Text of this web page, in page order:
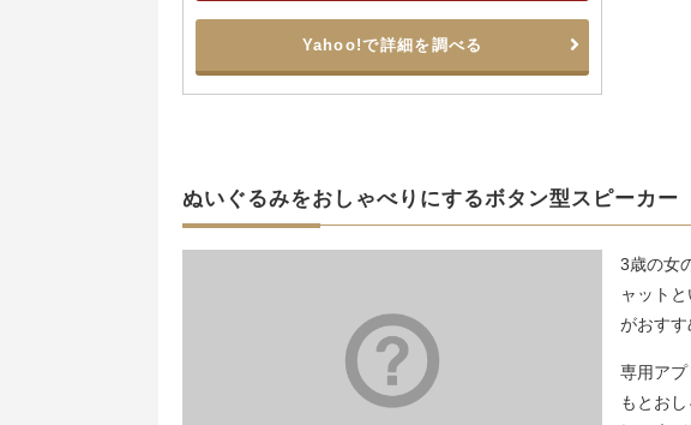
Yahoo!で詳細を調べる
ぬいぐるみをおしゃべりにするボタン型スピーカー
3歳の女
ャット
がおすす
専用ア
もとお